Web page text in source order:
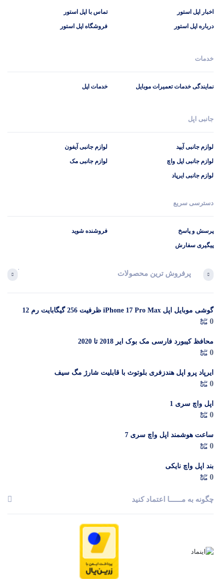
اخبار اپل استور
درباره اپل استور
تماس با اپل استور
فروشگاه اپل استور
خدمات
نمایندگی خدمات تعمیرات موبایل خدمات اپل
جانبی اپل
لوازم جانبی آیپد
لوازم جانبی اپل واچ
لوازم جانبی ایرپاد
لوازم جانبی آیفون
لوازم جانبی مک
دسترسی سریع
پرسش و پاسخ
پیگیری سفارش
فروشنده شوید
پرفروش ترین محصولات
گوشی موبایل اپل iPhone 17 Pro Max ظرفیت 256 گیگابایت رم 12
گیگابایت (ZAA) – Not Active رجیستر شده
0
محافظ کیبورد فارسی مک بوک ایر 2018 تا 2020
0
ایرپاد پرو اپل هندزفری بلوتوث با قابلیت شارژ مگ سیف
0
اپل واچ سری 1
0
ساعت هوشمند اپل واچ سری 7
0
بند اپل واچ نایکی
0
چگونه به مــــــا اعتماد کنید